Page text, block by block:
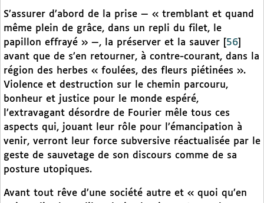
S’assurer d’abord de la prise — « tremblant et quand
même plein de grâce, dans un repli du filet, le
papillon effrayé » —, la préserver et la sauver
56
avant que de s’en retourner, à contre-courant, dans la
région des herbes « foulées, des fleurs piétinées ».
Violence et destruction sur le chemin parcouru,
bonheur et justice pour le monde espéré,
l’extravagant désordre de Fourier mêle tous ces
aspects qui, jouant leur rôle pour l’émancipation à
venir, verront leur force subversive réactualisée par le
geste de sauvetage de son discours comme de sa
posture utopiques.
Avant tout rêve d’une société autre et « quoi qu’en